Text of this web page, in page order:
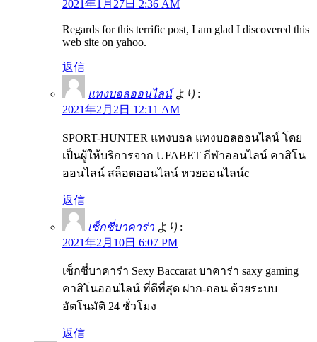
2021年1月27日 2:36 AM
Regards for this terrific post, I am glad I discovered this
web site on yahoo.
返信
แทงบอลออนไลน์ より:
2021年2月2日 12:11 AM
SPORT-HUNTER แทงบอล แทงบอลออนไลน์ โดย
เป็นผู้ให้บริการจาก UFABET กีฬาออนไลน์ คาสิโน
ออนไลน์ สล็อตออนไลน์ หวยออนไลน์c
返信
เซ็กซี่บาคาร่า より:
2021年2月10日 6:07 PM
เซ็กซี่บาคาร่า Sexy Baccarat บาคาร่า saxy gaming
คาสิโนออนไลน์ ที่ดีที่สุด ฝาก-ถอน ด้วยระบบ
อัตโนมัติ 24 ชั่วโมง
返信